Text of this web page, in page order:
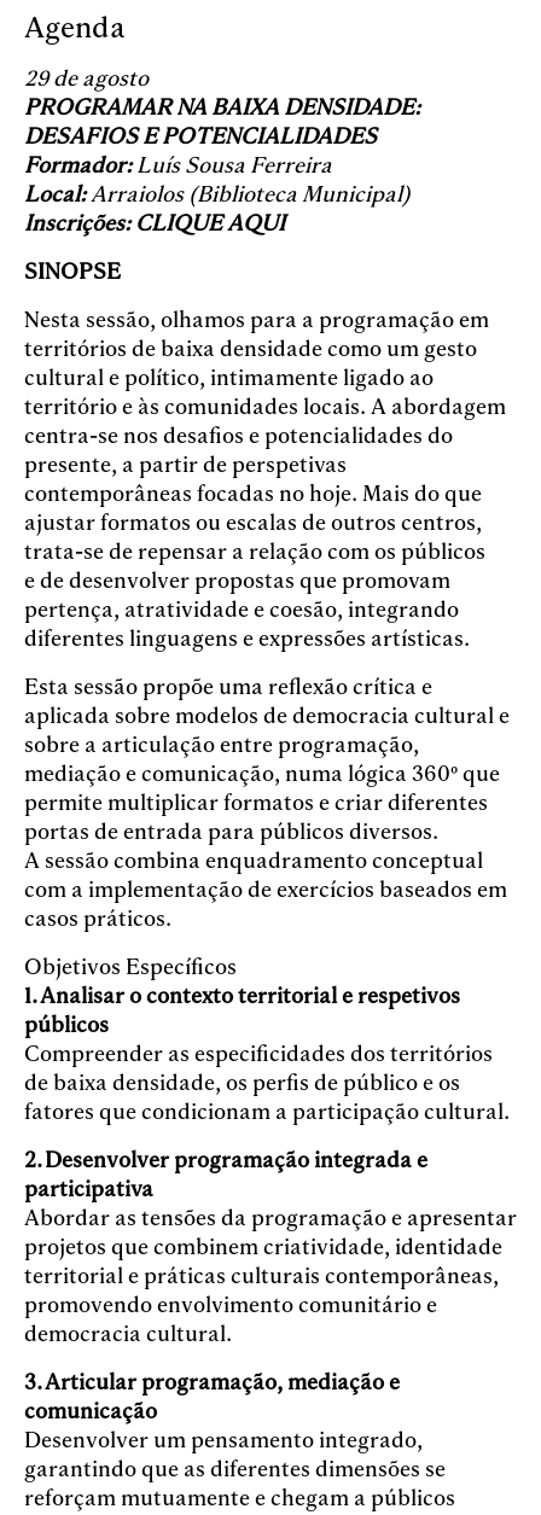
Agenda
29 de agosto
PROGRAMAR NA BAIXA DENSIDADE:
DESAFIOS E POTENCIALIDADES
Formador:Luís Sousa Ferreira
Local:Arraiolos (Biblioteca Municipal)
Inscrições:CLIQUE AQUI
SINOPSE
Nesta sessão, olhamos para a programação em
territórios de baixa densidade como um gesto
cultural e político, intimamente ligado ao
território e às comunidades locais. A abordagem
centra-se nos desafios e potencialidades do
presente, a partir de perspetivas
contemporâneas focadas no hoje. Mais do que
ajustar formatos ou escalas de outros centros,
trata-se de repensar a relação com os públicos
e de desenvolver propostas que promovam
pertença, atratividade e coesão, integrando
diferentes linguagens e expressões artísticas.
Esta sessão propõe uma reflexão crítica e
aplicada sobre modelos de democracia cultural e
sobre a articulação entre programação,
mediação e comunicação, numa lógica 360º que
permite multiplicar formatos e criar diferentes
portas de entrada para públicos diversos.
A sessão combina enquadramento conceptual
com a implementação de exercícios baseados em
casos práticos.
Objetivos Específicos
1.Analisar o contexto territorial e respetivos
públicos
Compreender as especificidades dos territórios
de baixa densidade, os perfis de público e os
fatores que condicionam a participação cultural.
2.Desenvolver programação integrada e
participativa
Abordar as tensões da programação e apresentar
projetos que combinem criatividade, identidade
territorial e práticas culturais contemporâneas,
promovendo envolvimento comunitário e
democracia cultural.
3.Articular programação, mediação e
comunicação
Desenvolver um pensamento integrado,
garantindo que as diferentes dimensões se
reforçam mutuamente e chegam a públicos